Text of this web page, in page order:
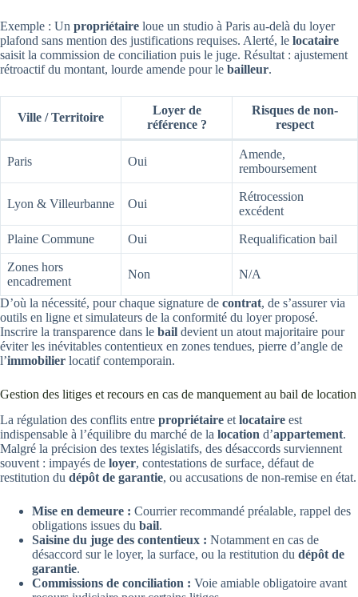
Exemple : Un propriétaire loue un studio à Paris au-delà du loyer
plafond sans mention des justifications requises. Alerté, le locataire
saisit la commission de conciliation puis le juge. Résultat : ajustement
rétroactif du montant, lourde amende pour le bailleur.
Ville / Territoire
Loyer de
référence ?
Risques de non-
respect
Paris Oui
Amende,
remboursement
Lyon & Villeurbanne Oui
Rétrocession
excédent
Plaine Commune Oui Requalification bail
Zones hors
encadrement
Non N/A
D’où la nécessité, pour chaque signature de contrat, de s’assurer via
outils en ligne et simulateurs de la conformité du loyer proposé.
Inscrire la transparence dans le bail devient un atout majoritaire pour
éviter les inévitables contentieux en zones tendues, pierre d’angle de
l’immobilier locatif contemporain.
Gestion des litiges et recours en cas de manquement au bail de location
La régulation des conflits entre propriétaire etlocataire est
indispensable à l’équilibre du marché de la location d’appartement.
Malgré la précision des textes législatifs, des désaccords surviennent
souvent : impayés de loyer, contestations de surface, défaut de
restitution du dépôt de garantie, ou accusations de non-remise en état.
Mise en demeure : Courrier recommandé préalable, rappel des
obligations issues du bail.
Saisine du juge des contentieux : Notamment en cas de
désaccord sur le loyer, la surface, ou la restitution du dépôt de
garantie.
Commissions de conciliation : Voie amiable obligatoire avant